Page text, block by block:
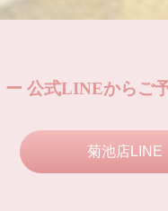
ー 公式LINEからご
菊池店LINE